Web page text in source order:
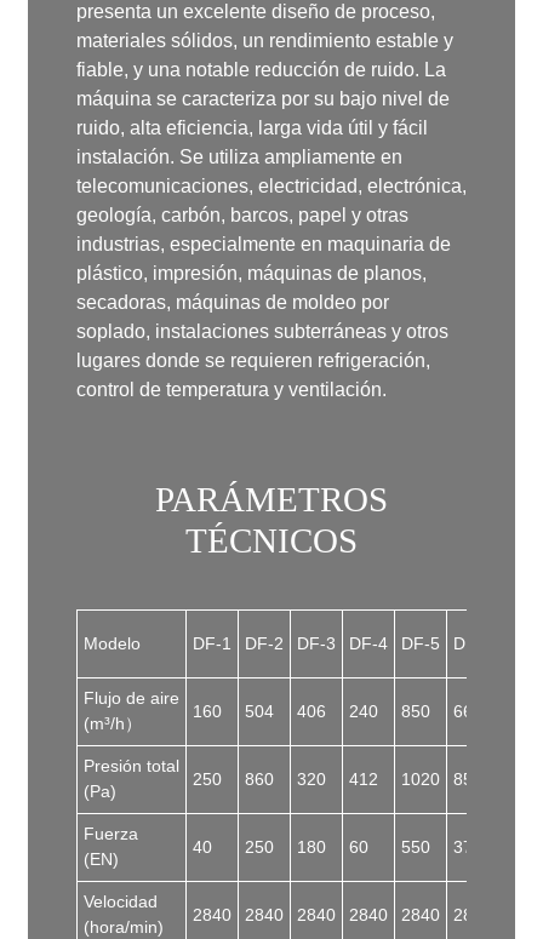
presenta un excelente diseño de proceso,
materiales sólidos, un rendimiento estable y
fiable, y una notable reducción de ruido. La
máquina se caracteriza por su bajo nivel de
ruido, alta eficiencia, larga vida útil y fácil
instalación. Se utiliza ampliamente en
telecomunicaciones, electricidad, electrónica,
geología, carbón, barcos, papel y otras
industrias, especialmente en maquinaria de
plástico, impresión, máquinas de planos,
secadoras, máquinas de moldeo por
soplado, instalaciones subterráneas y otros
lugares donde se requieren refrigeración,
control de temperatura y ventilación.
PARÁMETROS
TÉCNICOS
Modelo DF-1 DF-2 DF-3 DF-4 DF-5 DF-6
Flujo de aire
(m³/h）
160 504 406 240 850 660
Presión total
(Pa)
250 860 320 412 1020 850
Fuerza
(EN)
40 250 180 60 550 370
Velocidad
(hora/min)
2840 2840 2840 2840 2840 2840